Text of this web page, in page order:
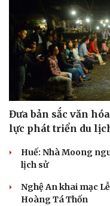
Du lịch
Săn Tour
check-in
Đưa bản sắc văn
lực phát triển du
Huế: Nhà Moong
lịch sử
Nghệ An khai mạc
Hoàng Tá Thốn